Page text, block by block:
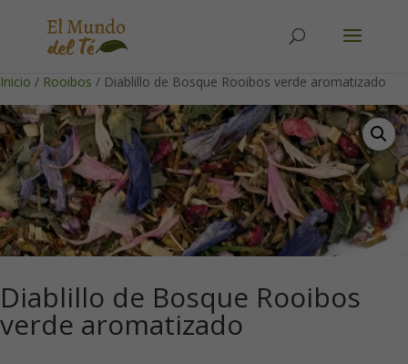
Inicio / Rooibos / Diablillo de Bosque Rooibos verde aromatizado
Diablillo de Bosque Rooibos
verde aromatizado